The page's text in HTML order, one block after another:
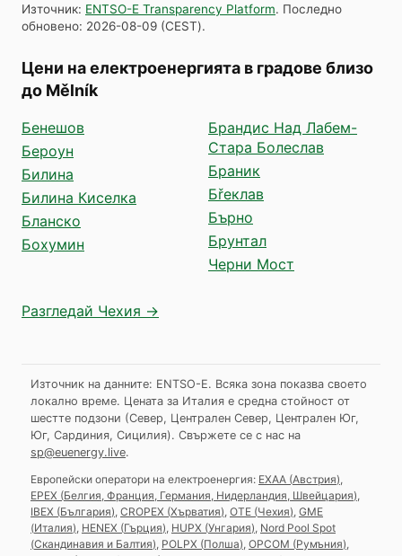
Източник: ENTSO-E Transparency Platform. Последно
обновено: 2026-08-09 (CEST).
Цени на електроенергията в градове близо
до Mělník
Бенешов
Бероун
Билина
Билина Киселка
Бланско
Бохумин
Брандис Над Лабем-
Стара Болеслав
Браник
Бřеклав
Бърно
Брунтал
Черни Мост
Разгледай Чехия →
Източник на данните: ENTSO-E. Всяка зона показва своето
локално време. Цената за Италия е средна стойност от
шестте подзони (Север, Централен Север, Централен Юг,
Юг, Сардиния, Сицилия). Свържете се с нас на
sp@euenergy.live.
Европейски оператори на електроенергия: EXAA (Австрия)
EPEX (Белгия, Франция, Германия, Нидерландия, Швейцария)
IBEX (България) CROPEX (Хърватия) OTE (Чехия) GME
(Италия) HENEX (Гърция) HUPX (Унгария) Nord Pool Spot
(Скандинавия и Балтия) POLPX (Полша) OPCOM (Румъния)